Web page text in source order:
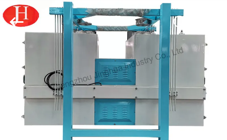
RUMAH
PRODUK
VIDEO
Zhengzhou
Jinghua
Industry
Co.,Ltd..
Reserved.